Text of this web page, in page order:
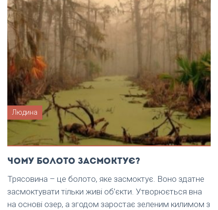
Людина
Чому болото засмоктує?
Трясовина – це болото, яке засмоктує. Воно здатне
засмоктувати тільки живі об’єкти. Утворюється вна
на основі озер, а згодом заростає зеленим килимом з